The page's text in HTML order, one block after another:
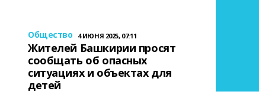
Общество 4 ИЮНЯ 2025, 07:11
Жителей Башкирии просят
сообщать об опасных
ситуациях и объектах для
детей